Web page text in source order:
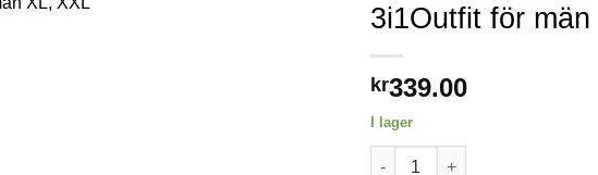
3i1Outfit för
kr339.00
I lager
3i1Outfit för män XL, XXL